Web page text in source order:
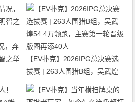
，弃
之举
【EV扑克】2026IPG总决赛选
拔赛 | 263人围猎B组，吴武煌
54.4万领跑，主赛第一轮晋级版